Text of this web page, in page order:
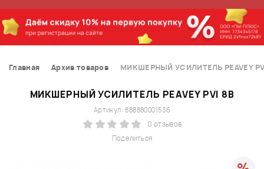
Главная Архив товаров МИКШЕРНЫЙ УСИЛИТЕЛЬ PEAVEY
МИКШЕРНЫЙ УСИЛИТЕЛЬ PEAVEY PVI 8B
Поделиться
Артикул: 888880001536
0 отзывов